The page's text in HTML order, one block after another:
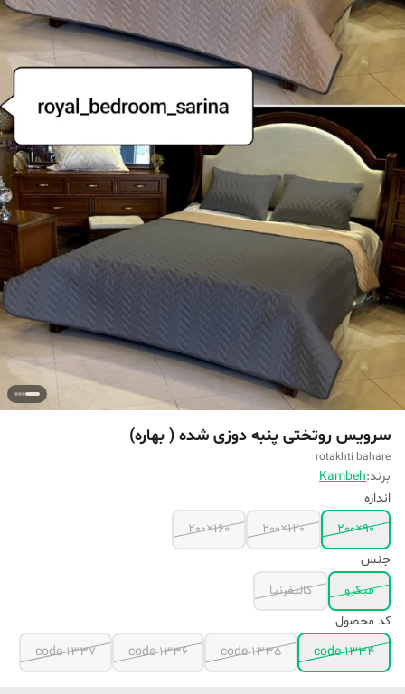
سرویس روتختی پنبه دوزی شده ( بهاره)
rotakhti bahare
برند:Kambeh
اندازه
90×200
120×200
160×200
جنس
میکرو
کالیفرنیا
کد محصول
code 1334
code 1335
code 1336
code 1337